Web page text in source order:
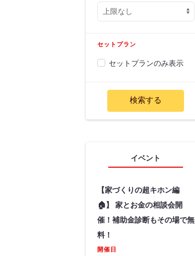
セットプラン
セットプランのみ表示
イベント
【家づくりの超キホン編
🏠】 家とお金の相談会開
催！補助金診断もその場で無
料！
開催日